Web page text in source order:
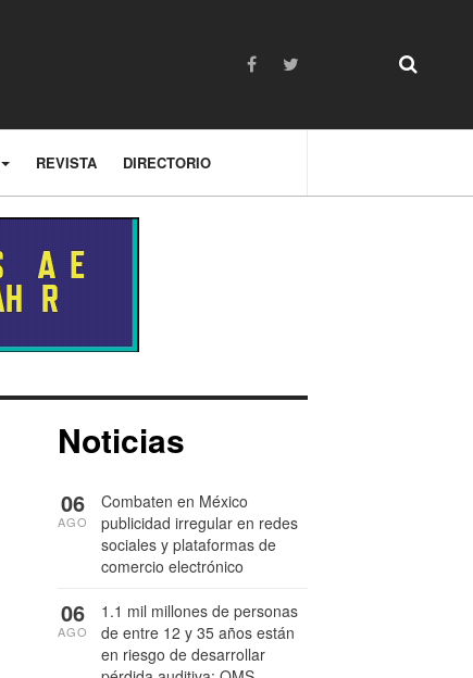
REVISTA DIRECTORIO
Noticias
Combaten en México
publicidad irregular en redes
sociales y plataformas de
comercio electrónico
06
AGO
1.1 mil millones de personas
de entre 12 y 35 años están
en riesgo de desarrollar
06
AGO